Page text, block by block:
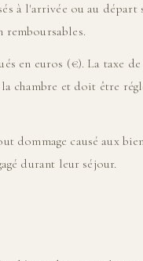
à l'arrivée ou au
remboursables.
en euros (€). La taxe
chambre et doit être
dommage causé aux
durant leur séjour.